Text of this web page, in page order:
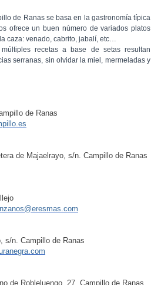
de Ranas se basa en la gastronomía típica
ofrece un buen número de variados platos
caza: venado, cabrito, jabalí, etc…
recetas a base de setas resultan
serranas, sin olvidar la miel, mermeladas y
de Ranas
de Majaelrayo, s/n. Campillo de Ranas
s/n. Campillo de Ranas
de Robleluengo, 27. Campillo de Ranas